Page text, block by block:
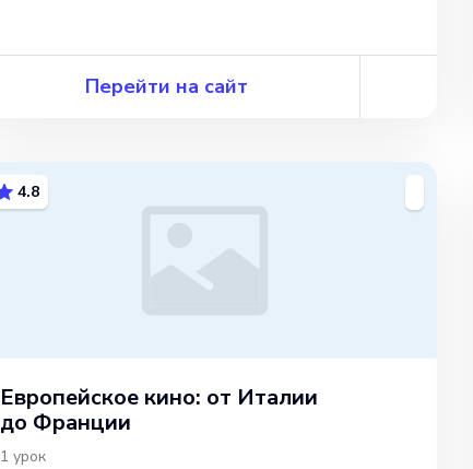
Перейти на сайт
4.8
Европейское кино: от Италии
до Франции
1 урок